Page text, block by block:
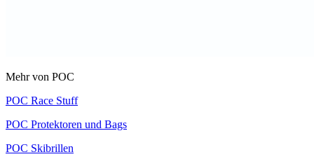
Mehr von POC
POC Race Stuff
POC Protektoren und Bags
POC Skibrillen